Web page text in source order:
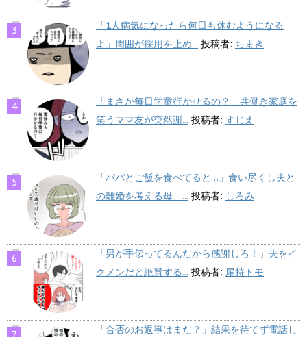
「1人病気になったら何日も休むようになる
よ」周囲が採用を止め... 投稿者: ちまき
「まさか毎日学童行かせるの？」共働き家庭を
笑うママ友が突然謝... 投稿者: すじえ
「パパとご飯を食べてると…」食い尽くし夫と
の離婚を考える母、... 投稿者: しろみ
「男が手伝ってるんだから感謝しろ！」夫をイ
クメンだと絶賛する... 投稿者: 尾持トモ
「合否のお返事はまだ？」結果を待てず電話し